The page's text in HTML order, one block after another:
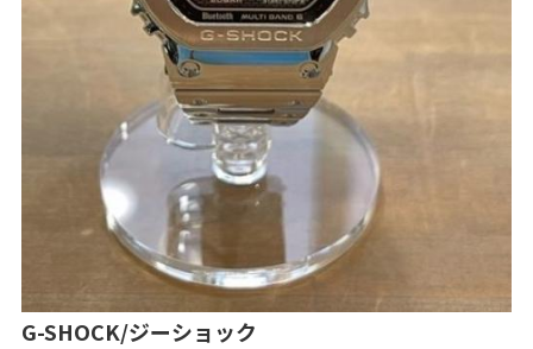
G-SHOCK/ジーショック